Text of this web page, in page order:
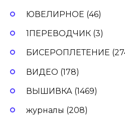
ЮВЕЛИРНОЕ (46)
1ПЕРЕВОДЧИК (3)
БИСЕРОПЛЕТЕНИЕ
ВИДЕО (178)
ВЫШИВКА (1469)
журналы (208)